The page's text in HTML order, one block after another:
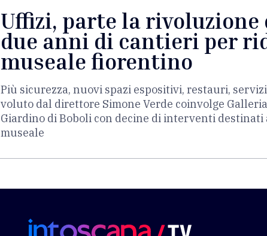
Uffizi, parte la rivoluzione
due anni di cantieri per
museale fiorentino
Più sicurezza, nuovi spazi espositivi, restauri,
voluto dal direttore Simone Verde coinvolge
Giardino di Boboli con decine di interventi destinati
museale